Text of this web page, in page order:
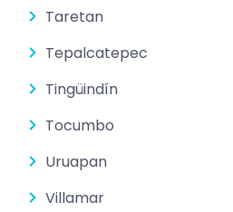
Taretan
Tepalcatepec
Tingüindín
Tocumbo
Uruapan
Villamar